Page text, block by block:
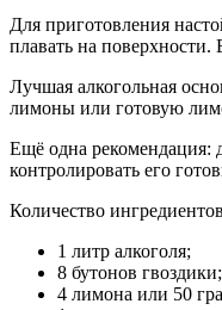
Для приготовления
плавать на
Лучшая алкогольная
лимоны или готовую
Ещё одна рекомендация:
контролировать его
Количество
1 литр алкоголя;
8 бутонов гвоздики;
4 лимона или 50